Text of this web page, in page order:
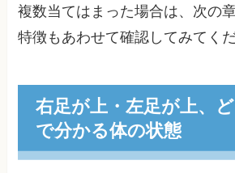
複数当てはまった場合は、次の
特徴もあわせて確認してみてくだ
右足が上・左足が上、
で分かる体の状態